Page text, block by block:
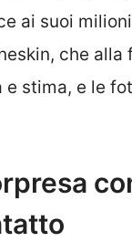
ai suoi
che alla
stima, e le